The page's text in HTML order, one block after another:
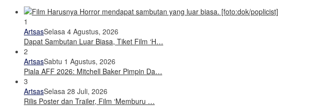
1
ArtsasSelasa 4 Agustus, 2026
Dapat Sambutan Luar Biasa, Tiket Film ‘H…
2
ArtsasSabtu 1 Agustus, 2026
Piala AFF 2026: Mitchell Baker Pimpin Da…
3
ArtsasSelasa 28 Juli, 2026
Rilis Poster dan Trailer, Film ‘Memburu …